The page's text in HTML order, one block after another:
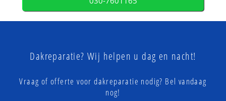
Dakreparatie? Wij helpen u dag en nacht!
Vraag of offerte voor dakreparatie nodig? Bel vandaag
nog!